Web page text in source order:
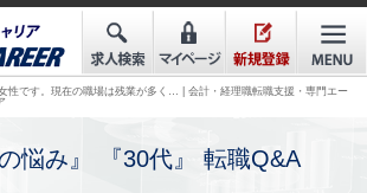
性です。現在の職場は残業が多く… | 会計・経理職転職支援・専門エー
悩み』 『30代』 転職Q&A